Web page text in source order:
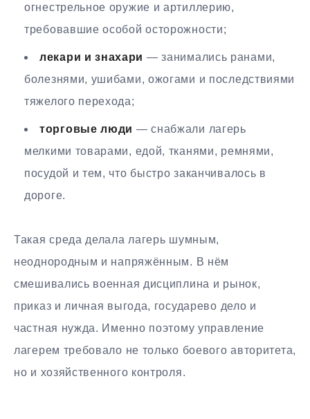
огнестрельное оружие и артиллерию,
требовавшие особой осторожности;
лекари и знахари — занимались ранами,
болезнями, ушибами, ожогами и последствиями
тяжелого перехода;
торговые люди — снабжали лагерь
мелкими товарами, едой, тканями, ремнями,
посудой и тем, что быстро заканчивалось в
дороге.
Такая среда делала лагерь шумным,
неоднородным и напряжённым. В нём
смешивались военная дисциплина и рынок,
приказ и личная выгода, государево дело и
частная нужда. Именно поэтому управление
лагерем требовало не только боевого авторитета,
но и хозяйственного контроля.